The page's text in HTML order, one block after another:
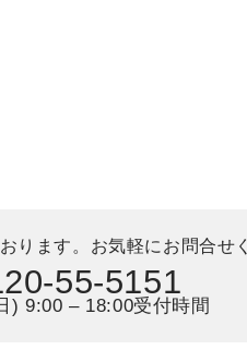
ります。 お気軽にお問合せ
55-5151
) 9:00 – 18:00受付時間